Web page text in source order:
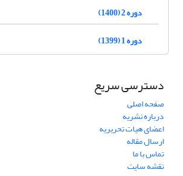
دوره 2 (1400)
دوره 1 (1399)
دسترسی سریع
صفحه اصلی
درباره نشریه
اعضای هیات تحریریه
ارسال مقاله
تماس با ما
نقشه سایت